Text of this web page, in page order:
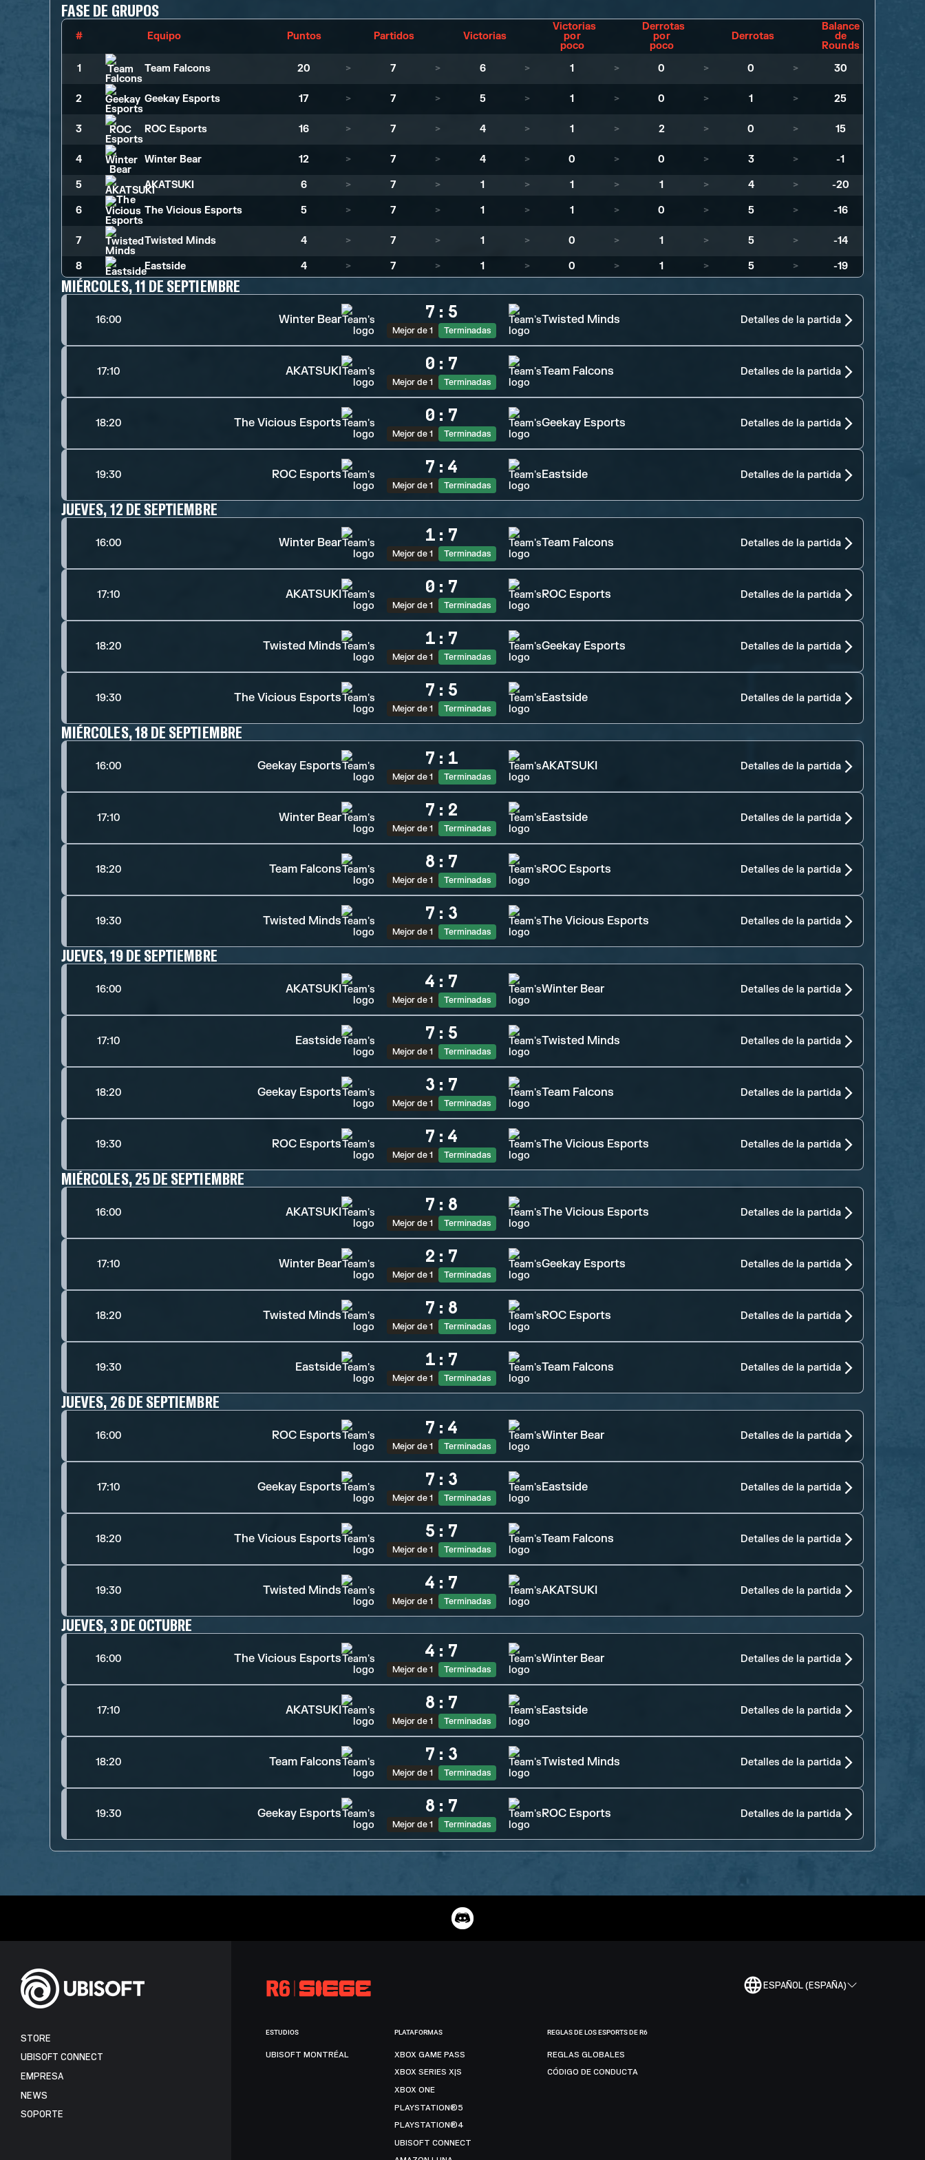
FASE DE GRUPOS
# Equipo Puntos Partidos Victorias
Victorias
por
poco
Derrotas
por
poco
Derrotas
Balance
de
Rounds
1
Team Falcons 20 > 7 > 6 > 1 > 0 > 0 > 30
2 Geekay Esports 17 > 7 > 5 > 1 > 0 > 1 > 25
3 ROC Esports 16 > 7 > 4 > 1 > 2 > 0 > 15
4 Winter Bear 12 > 7 > 4 > 0 > 0 > 3 > -1
5 AKATSUKI 6 > 7 > 1 > 1 > 1 > 4 > -20
6 The Vicious Esports 5 > 7 > 1 > 1 > 0 > 5 > -16
7 Twisted Minds 4 > 7 > 1 > 0 > 1 > 5 > -14
8 Eastside 4 > 7 > 1 > 0 > 1 > 5 > -19
MIÉRCOLES, 11 DE SEPTIEMBRE
16:00 Winter Bear 7 : 5
Mejor de 1 Terminadas
Twisted Minds Detalles de la partida
17:10 AKATSUKI 0 : 7
Mejor de 1 Terminadas
Team Falcons Detalles de la partida
18:20 The Vicious Esports 0 : 7
Mejor de 1 Terminadas
Geekay Esports Detalles de la partida
19:30 ROC Esports 7 : 4
Mejor de 1 Terminadas
Eastside Detalles de la partida
JUEVES, 12 DE SEPTIEMBRE
16:00 Winter Bear 1 : 7
Mejor de 1 Terminadas
Team Falcons Detalles de la partida
17:10 AKATSUKI 0 : 7
Mejor de 1 Terminadas
ROC Esports Detalles de la partida
18:20 Twisted Minds 1 : 7
Mejor de 1 Terminadas
Geekay Esports Detalles de la partida
19:30 The Vicious Esports 7 : 5
Mejor de 1 Terminadas
Eastside Detalles de la partida
MIÉRCOLES, 18 DE SEPTIEMBRE
16:00 Geekay Esports 7 : 1
Mejor de 1 Terminadas
AKATSUKI Detalles de la partida
17:10 Winter Bear 7 : 2
Mejor de 1 Terminadas
Eastside Detalles de la partida
18:20 Team Falcons 8 : 7
Mejor de 1 Terminadas
ROC Esports Detalles de la partida
19:30 Twisted Minds 7 : 3
Mejor de 1 Terminadas
The Vicious Esports Detalles de la partida
JUEVES, 19 DE SEPTIEMBRE
16:00 AKATSUKI 4 : 7
Mejor de 1 Terminadas
Winter Bear Detalles de la partida
17:10 Eastside 7 : 5
Mejor de 1 Terminadas
Twisted Minds Detalles de la partida
18:20 Geekay Esports 3 : 7
Mejor de 1 Terminadas
Team Falcons Detalles de la partida
19:30 ROC Esports 7 : 4
Mejor de 1 Terminadas
The Vicious Esports Detalles de la partida
MIÉRCOLES, 25 DE SEPTIEMBRE
16:00 AKATSUKI 7 : 8
Mejor de 1 Terminadas
The Vicious Esports Detalles de la partida
17:10 Winter Bear 2 : 7
Mejor de 1 Terminadas
Geekay Esports Detalles de la partida
18:20 Twisted Minds 7 : 8
Mejor de 1 Terminadas
ROC Esports Detalles de la partida
19:30 Eastside 1 : 7
Mejor de 1 Terminadas
Team Falcons Detalles de la partida
JUEVES, 26 DE SEPTIEMBRE
16:00 ROC Esports 7 : 4
Mejor de 1 Terminadas
Winter Bear Detalles de la partida
17:10 Geekay Esports 7 : 3
Mejor de 1 Terminadas
Eastside Detalles de la partida
18:20 The Vicious Esports 5 : 7
Mejor de 1 Terminadas
Team Falcons Detalles de la partida
19:30 Twisted Minds 4 : 7
Mejor de 1 Terminadas
AKATSUKI Detalles de la partida
JUEVES, 3 DE OCTUBRE
16:00 The Vicious Esports 4 : 7
Mejor de 1 Terminadas
Winter Bear Detalles de la partida
17:10 AKATSUKI 8 : 7
Mejor de 1 Terminadas
Eastside Detalles de la partida
18:20 Team Falcons 7 : 3
Mejor de 1 Terminadas
Twisted Minds Detalles de la partida
19:30 Geekay Esports 8 : 7
Mejor de 1 Terminadas
ROC Esports Detalles de la partida
ESPAÑOL (ESPAÑA)
STORE
UBISOFT CONNECT
EMPRESA
NEWS
SOPORTE
ESTUDIOS
UBISOFT MONTRÉAL
PLATAFORMAS
XBOX GAME PASS
XBOX SERIES X|S
XBOX ONE
PLAYSTATION®5
PLAYSTATION®4
UBISOFT CONNECT
REGLAS DE LOS ESPORTS DE R6
REGLAS GLOBALES
CÓDIGO DE CONDUCTA